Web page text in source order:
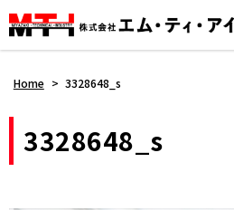
Home > 3328648_s
3328648_s